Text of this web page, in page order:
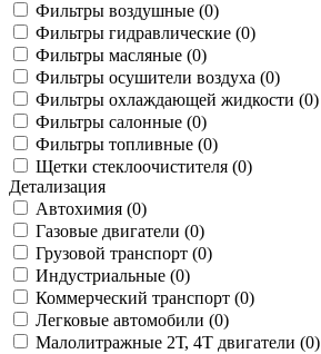
Фильтры воздушные (0)
Фильтры гидравлические (0)
Фильтры масляные (0)
Фильтры осушители воздуха (0)
Фильтры охлаждающей жидкости (0)
Фильтры салонные (0)
Фильтры топливные (0)
Щетки стеклоочистителя (0)
Детализация
Автохимия (0)
Газовые двигатели (0)
Грузовой транспорт (0)
Индустриальные (0)
Коммерческий транспорт (0)
Легковые автомобили (0)
Малолитражные 2Т, 4Т двигатели (0)